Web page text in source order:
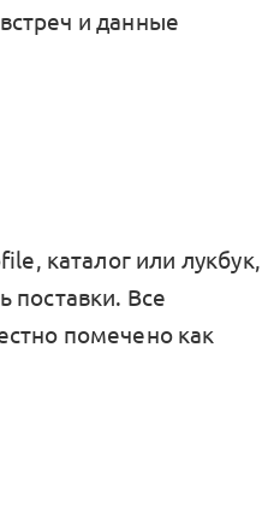
и данные
, каталог или лукбук,
поставки. Все
помечено как